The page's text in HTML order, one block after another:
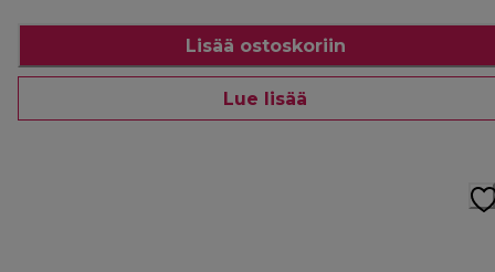
Lisää ostoskoriin
Lue lisää